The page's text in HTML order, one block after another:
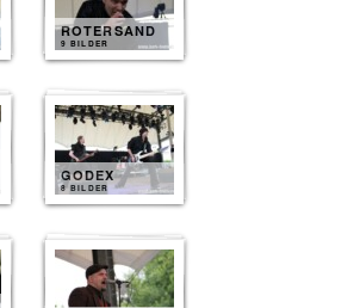
ROTERSAND
9 BILDER
GODEX
8 BILDER